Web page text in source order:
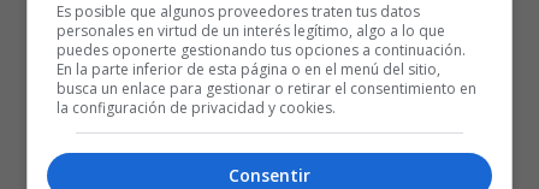
Es posible que algunos proveedores traten tus datos
personales en virtud de un interés legítimo, algo a lo que
puedes oponerte gestionando tus opciones a continuación.
En la parte inferior de esta página o en el menú del sitio,
busca un enlace para gestionar o retirar el consentimiento en
la configuración de privacidad y cookies.
Consentir